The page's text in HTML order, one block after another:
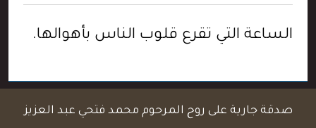
الساعة التي تقرع قلوب الناس بأهوالها.
صدقة جارية على روح المرحوم محمد فتحي عبد العزيز